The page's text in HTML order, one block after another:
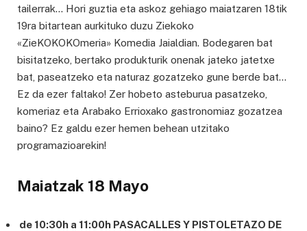
tailerrak… Hori guztia eta askoz gehiago maiatzaren 18tik
19ra bitartean aurkituko duzu Ziekoko
«ZieKOKOKOmeria» Komedia Jaialdian. Bodegaren bat
bisitatzeko, bertako produkturik onenak jateko jatetxe
bat, paseatzeko eta naturaz gozatzeko gune berde bat…
Ez da ezer faltako! Zer hobeto asteburua pasatzeko,
komeriaz eta Arabako Errioxako gastronomiaz gozatzea
baino? Ez galdu ezer hemen behean utzitako
programazioarekin!
Maiatzak 18 Mayo
de 10:30h a 11:00h PASACALLES Y PISTOLETAZO DE